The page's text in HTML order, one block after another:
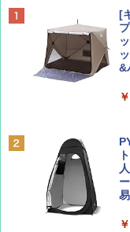
[
&